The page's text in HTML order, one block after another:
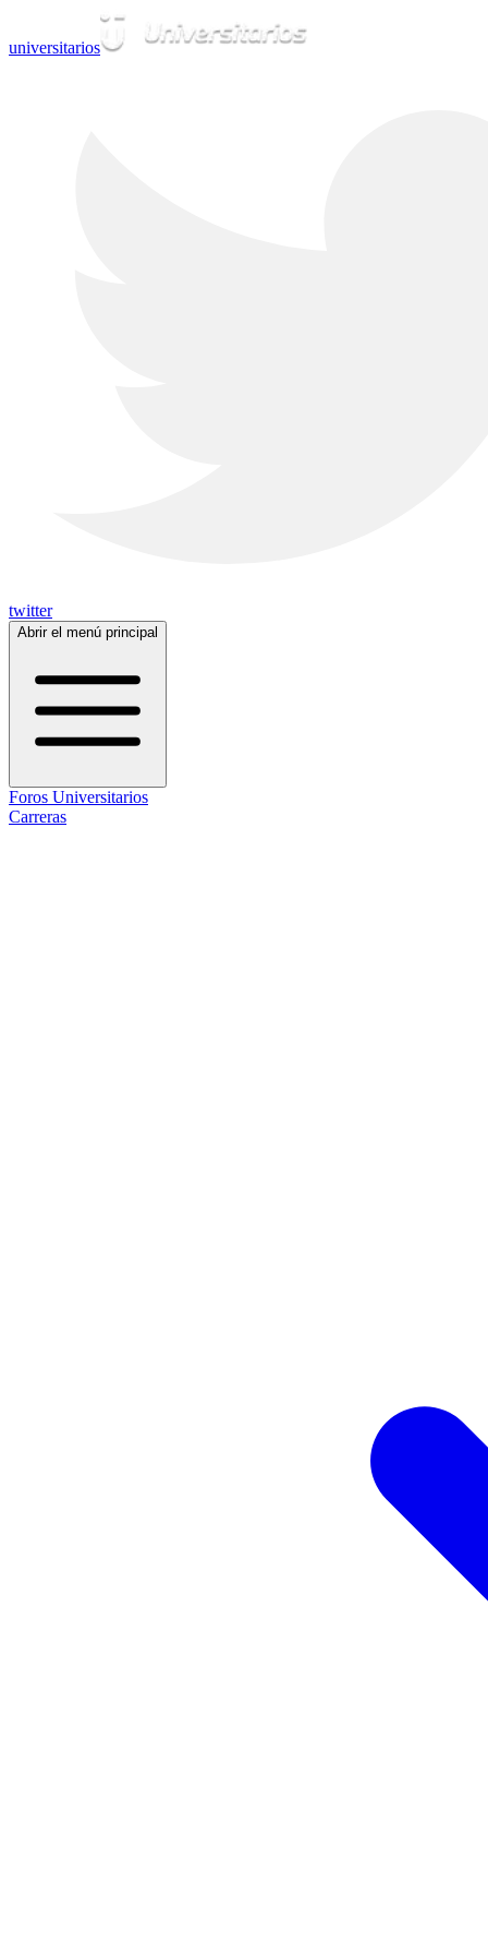
universitarios
twitter
Abrir el menú principal
Foros Universitarios
Carreras